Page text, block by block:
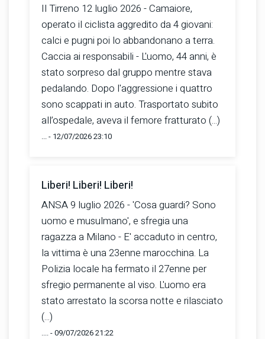
Il Tirreno 12 luglio 2026 - Camaiore,
operato il ciclista aggredito da 4 giovani:
calci e pugni poi lo abbandonano a terra.
Caccia ai responsabili - L'uomo, 44 anni, è
stato sorpreso dal gruppo mentre stava
pedalando. Dopo l'aggressione i quattro
sono scappati in auto. Trasportato subito
all’ospedale, aveva il femore fratturato (...)
... - 12/07/2026 23:10
Liberi! Liberi! Liberi!
ANSA 9 luglio 2026 - 'Cosa guardi? Sono
uomo e musulmano', e sfregia una
ragazza a Milano - E' accaduto in centro,
la vittima è una 23enne marocchina. La
Polizia locale ha fermato il 27enne per
sfregio permanente al viso. L'uomo era
stato arrestato la scorsa notte e rilasciato
(...)
.... - 09/07/2026 21:22